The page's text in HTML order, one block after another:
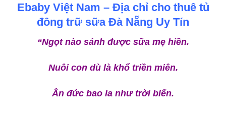
Ebaby Việt Nam – Địa chỉ cho thuê tủ
đông trữ sữa Đà Nẵng Uy Tín
“Ngọt nào sánh được sữa mẹ hiền.
Nuôi con dù là khổ triền miên.
Ân đức bao la như trời biển.